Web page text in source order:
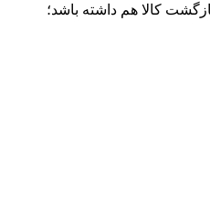
کالا هم داشته باشد؛